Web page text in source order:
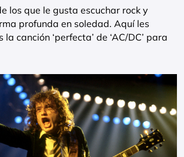
los que le gusta escuchar rock y
profunda en soledad. Aquí les
canción ‘perfecta’ de ‘AC/DC’ para